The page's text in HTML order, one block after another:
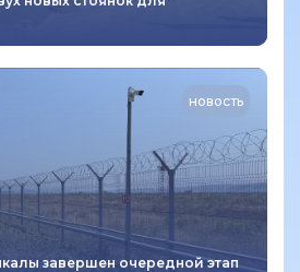
новость
завершен очередной этап